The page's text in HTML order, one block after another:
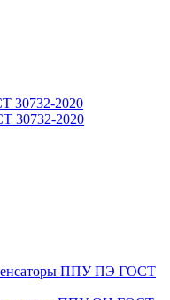
30732-2020
30732-2020
ППУ ПЭ ГОСТ